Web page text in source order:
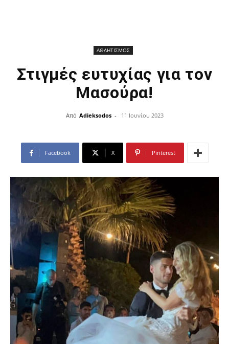
ΑΘΛΗΤΙΣΜΟΣ
Στιγμές ευτυχίας για τον
Μασούρα!
Από Adieksodos - 11 Ιουνίου 2023
Facebook X Pinterest